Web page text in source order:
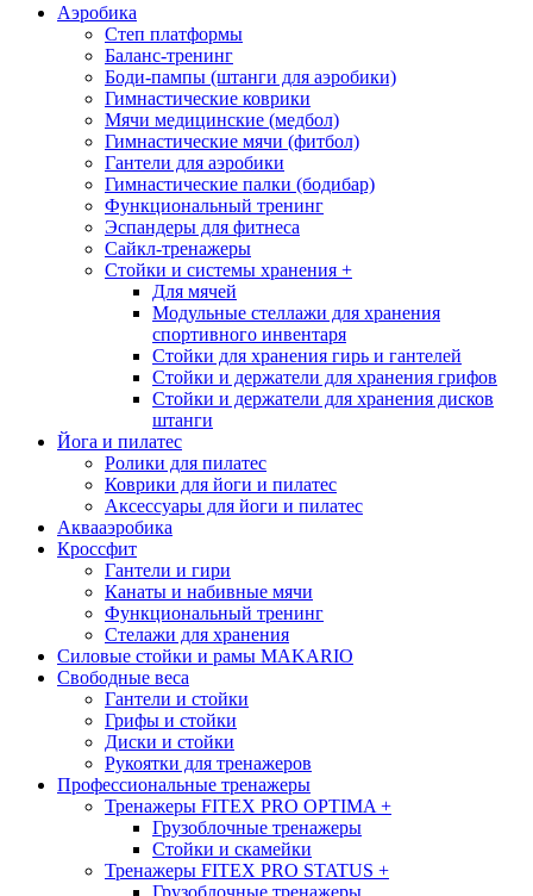
Аэробика
Степ платформы
Баланс-тренинг
Боди-пампы (штанги для аэробики)
Гимнастические коврики
Мячи медицинские (медбол)
Гимнастические мячи (фитбол)
Гантели для аэробики
Гимнастические палки (бодибар)
Функциональный тренинг
Эспандеры для фитнеса
Сайкл-тренажеры
Стойки и системы хранения +
Для мячей
Модульные стеллажи для хранения
спортивного инвентаря
Стойки для хранения гирь и гантелей
Стойки и держатели для хранения грифов
Стойки и держатели для хранения дисков
штанги
Йога и пилатес
Ролики для пилатес
Коврики для йоги и пилатес
Аксессуары для йоги и пилатес
Аквааэробика
Кроссфит
Гантели и гири
Канаты и набивные мячи
Функциональный тренинг
Стелажи для хранения
Силовые стойки и рамы MAKARIO
Свободные веса
Гантели и стойки
Грифы и стойки
Диски и стойки
Рукоятки для тренажеров
Профессиональные тренажеры
Тренажеры FITEX PRO OPTIMA +
Грузоблочные тренажеры
Стойки и скамейки
Тренажеры FITEX PRO STATUS +
Грузоблочные тренажеры